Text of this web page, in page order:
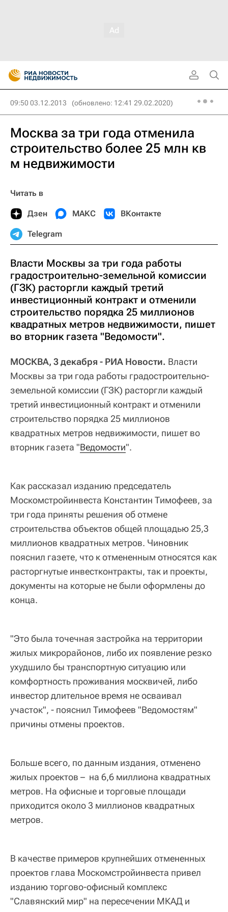
09:50 03.12.2013 (обновлено: 12:41 29.02.2020)
Москва за три года отменила
строительство более 25 млн кв
м недвижимости
Читать в
Дзен МАКС ВКонтакте
Telegram
Власти Москвы за три года работы
градостроительно-земельной комиссии
(ГЗК) расторгли каждый третий
инвестиционный контракт и отменили
строительство порядка 25 миллионов
квадратных метров недвижимости, пишет
во вторник газета "Ведомости".
МОСКВА, 3 декабря - РИА Новости. Власти
Москвы за три года работы градостроительно-
земельной комиссии (ГЗК) расторгли каждый
третий инвестиционный контракт и отменили
строительство порядка 25 миллионов
квадратных метров недвижимости, пишет во
вторник газета "Ведомости".
Как рассказал изданию председатель
Москомстройинвеста Константин Тимофеев, за
три года приняты решения об отмене
строительства объектов общей площадью 25,3
миллионов квадратных метров. Чиновник
пояснил газете, что к отмененным относятся как
расторгнутые инвестконтракты, так и проекты,
документы на которые не были оформлены до
конца.
"Это была точечная застройка на территории
жилых микрорайонов, либо их появление резко
ухудшило бы транспортную ситуацию или
комфортность проживания москвичей, либо
инвестор длительное время не осваивал
участок", - пояснил Тимофеев "Ведомостям"
причины отмены проектов.
Больше всего, по данным издания, отменено
жилых проектов – на 6,6 миллиона квадратных
метров. На офисные и торговые площади
приходится около 3 миллионов квадратных
метров.
В качестве примеров крупнейших отмененных
проектов глава Москомстройинвеста привел
изданию торгово-офисный комплекс
"Славянский мир" на пересечении МКАД и